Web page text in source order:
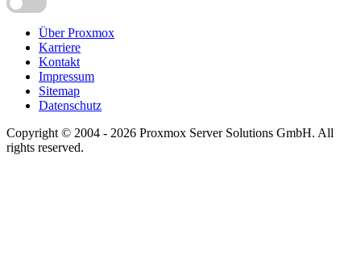
Über Proxmox
Karriere
Kontakt
Impressum
Sitemap
Datenschutz
Copyright © 2004 - 2026 Proxmox Server Solutions GmbH. All
rights reserved.